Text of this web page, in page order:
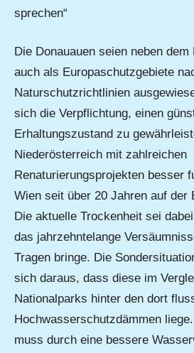
sprechen“
Die Donauauen seien neben
auch als Europaschutzgebiete
Naturschutzrichtlinien
sich die Verpflichtung, einen
Erhaltungszustand zu
Niederösterreich mit zahlreichen
Renaturierungsprojekten besser
Wien seit über 20 Jahren auf der
Die aktuelle Trockenheit sei
das jahrzehntelange
Tragen bringe. Die
sich daraus, dass diese im
Nationalparks hinter den dort
Hochwasserschutzdämmen
muss durch eine bessere